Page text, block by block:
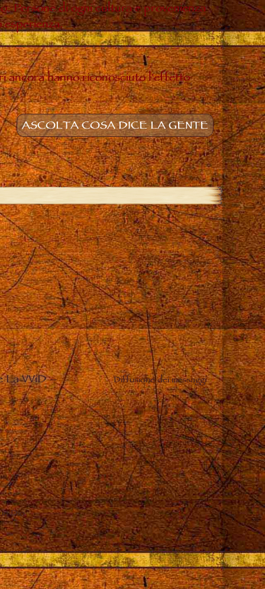
Persone di ogni cultura e provenienza
ancora hanno riconosciuto l'effetto
ASCOLTA COSA DICE LA GENTE
La VViD– Diffusione dei messaggi
Dio